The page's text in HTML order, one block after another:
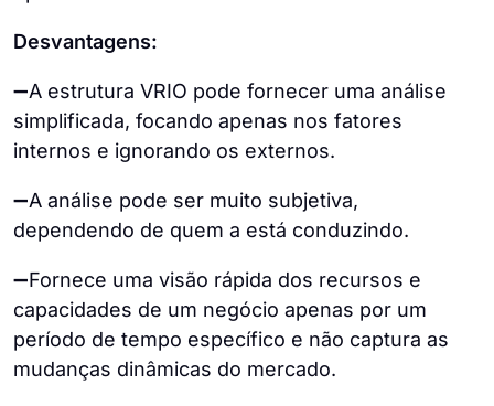
Desvantagens:
➖A estrutura VRIO pode fornecer uma análise
simplificada, focando apenas nos fatores
internos e ignorando os externos.
➖A análise pode ser muito subjetiva,
dependendo de quem a está conduzindo.
➖Fornece uma visão rápida dos recursos e
capacidades de um negócio apenas por um
período de tempo específico e não captura as
mudanças dinâmicas do mercado.